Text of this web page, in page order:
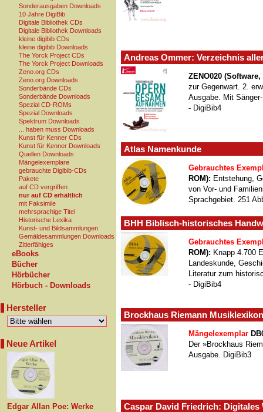
Sonderausgaben Downloads
10 Jahre DigiBib
Digitale Bibliothek CDs
Digitale Bibliothek Downloads
kleine digibib CDs
kleine digibib Downloads
The Yorck Project CDs
The Yorck Project Downloads
Zeno.org CDs
Zeno.org Downloads
Sonderbände CDs
Sonderbände Downloads
Spezial CD-ROMs
Spezial Downloads
Spektrum Downloads
... haben muss Downloads
Kunst für Kenner CDs
Kunst für Kenner Downloads
Quellen Downloads
Mängelexemplare
gebrauchte Digibib-CDs
Pakete
auf CD vergriffen
nur auf CD erhältlich
mit Faksimile
mehrsprachige Titel
Historische Lexika
Kunst- und Bildsammlungen
Gemäldesammlungen Downloads
Zitierfähiges
eBooks
Bücher
Hörbücher
Hörbuch - Downloads
Hersteller
Neue Artikel
Edgar Allan Poe: Werke
Andreas Ommer: Verzeichnis
ZENO020
zur Gegenwart. 2.
Ausgabe. Mit
- DigiBib4
Atlas Namenkunde
Gebrauchtes
ROM): Entstehung,
von Vor- und
Sprachgebiet. 251
BHH Biblisch-historisches
Gebrauchtes
ROM): Knapp 4.700
Landeskunde,
Literatur zum
- DigiBib4
Brockhaus Riemann Musiklexikon
Mängelexemplar
Der »Brockhaus
Ausgabe. DigiBib3
Caspar David Friedrich: Digitales